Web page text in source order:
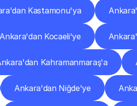
Kastamonu'ya
Ankara'dan Kocaeli'ye
Kahramanmaraş'a
Ankara'dan Niğde'ye